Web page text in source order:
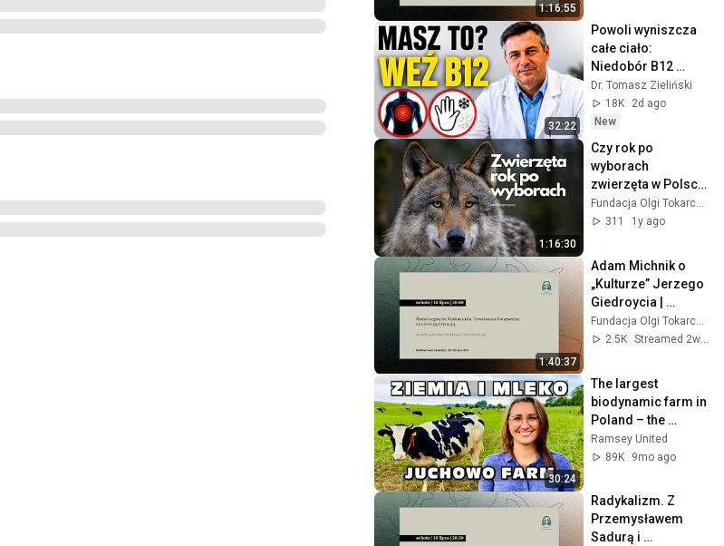
1:16:55
32:22
Powoli wyniszcza
całe ciało:
Niedobór B12
poznasz po tych
objawach
Dr. Tomasz Zieliński
18K
2d ago
New
1:16:30
Czy rok po
wyborach
zwierzęta w Polsce
mają się lepiej?
Debata z cyklu
311
1y ago
1:40:37
Adam Michnik o
„Kulturze” Jerzego
Giedroycia |
premiera
„Notatnika
2.5K
30:24
The largest
biodynamic farm in
Poland – the
woman at the heart
of Juchowo 🐄 |
Milk
Ramsey United
89K
9mo ago
Radykalizm. Z
Przemysławem
Sadurą i